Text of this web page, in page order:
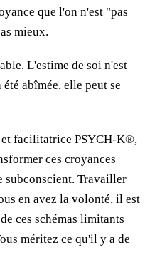
que l'on n'est "pas
mieux.
L'estime de soi n'est
abîmée, elle peut se
et facilitatrice PSYCH-K®,
ces croyances
subconscient. Travailler
en avez la volonté, il est
de ces schémas limitants
méritez ce qu'il y a de